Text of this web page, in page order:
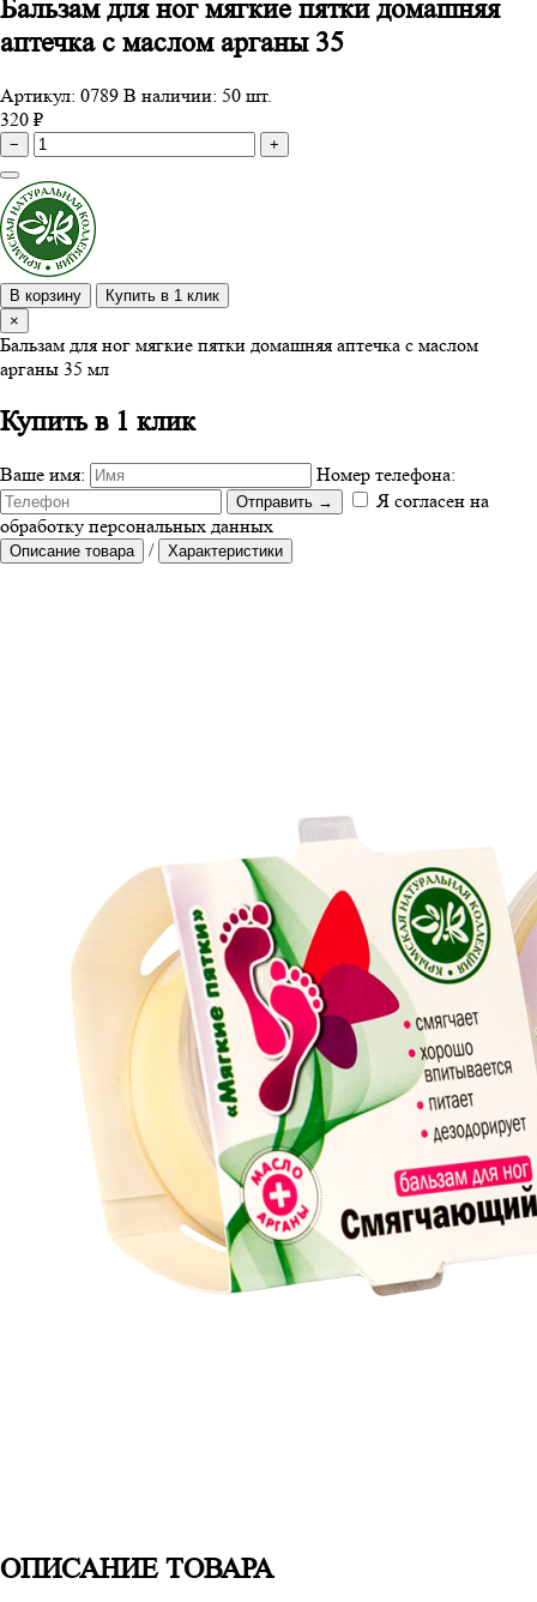
Бальзам для ног мягкие пятки домашняя
аптечка с маслом арганы 35
Артикул: 0789 В наличии: 50 шт.
320 ₽
− +
В корзину
Купить в 1 клик
×
Бальзам для ног мягкие пятки домашняя аптечка с маслом
арганы 35 мл
Купить в 1 клик
Ваше имя: Номер телефона:
Отправить →
Я согласен на
обработку персональных данных
Описание товара / Характеристики
ОПИСАНИЕ ТОВАРА